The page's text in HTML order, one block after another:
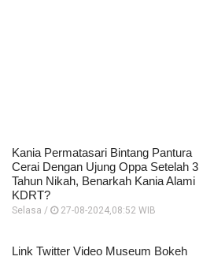
Kania Permatasari Bintang Pantura
Cerai Dengan Ujung Oppa Setelah 3
Tahun Nikah, Benarkah Kania Alami
KDRT?
Selasa / 27-08-2024,08:52 WIB
Link Twitter Video Museum Bokeh